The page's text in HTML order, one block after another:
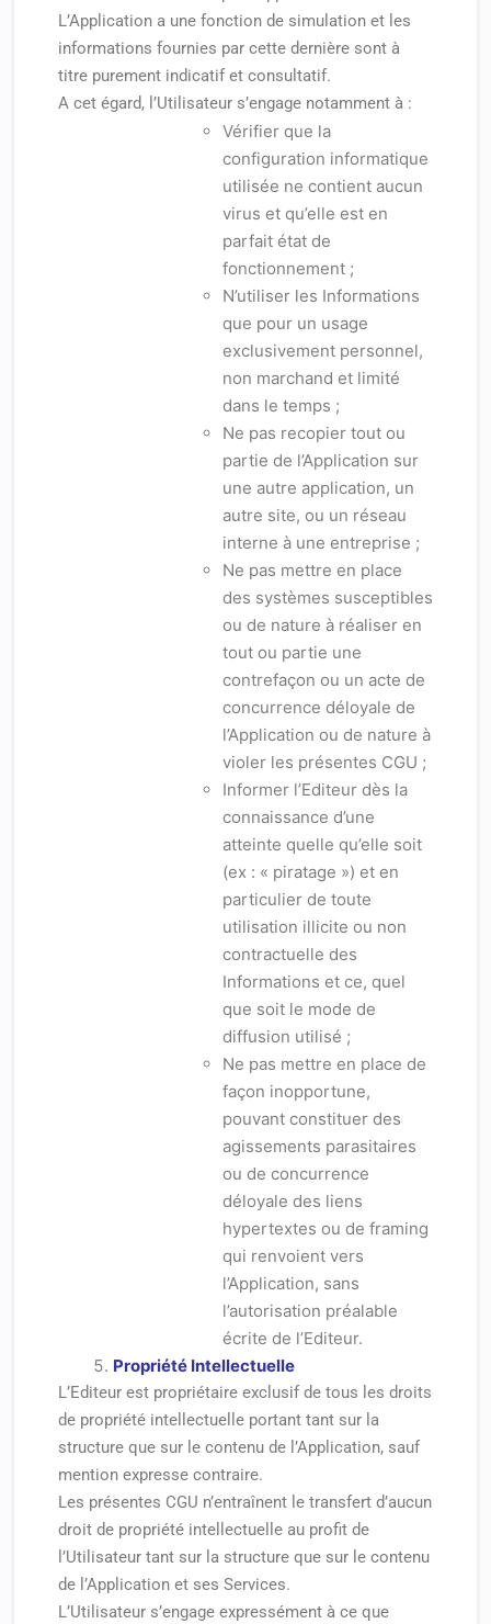
L’Application a une fonction de simulation et les
informations fournies par cette dernière sont à
titre purement indicatif et consultatif.
A cet égard, l’Utilisateur s’engage notamment à :
Vérifier que la
configuration informatique
utilisée ne contient aucun
virus et qu’elle est en
parfait état de
fonctionnement ;
N’utiliser les Informations
que pour un usage
exclusivement personnel,
non marchand et limité
dans le temps ;
Ne pas recopier tout ou
partie de l’Application sur
une autre application, un
autre site, ou un réseau
interne à une entreprise ;
Ne pas mettre en place
des systèmes susceptibles
ou de nature à réaliser en
tout ou partie une
contrefaçon ou un acte de
concurrence déloyale de
l’Application ou de nature à
violer les présentes CGU ;
Informer l’Editeur dès la
connaissance d’une
atteinte quelle qu’elle soit
(ex : « piratage ») et en
particulier de toute
utilisation illicite ou non
contractuelle des
Informations et ce, quel
que soit le mode de
diffusion utilisé ;
Ne pas mettre en place de
façon inopportune,
pouvant constituer des
agissements parasitaires
ou de concurrence
déloyale des liens
hypertextes ou de framing
qui renvoient vers
l’Application, sans
l’autorisation préalable
écrite de l’Editeur.
Propriété Intellectuelle
L’Editeur est propriétaire exclusif de tous les droits
de propriété intellectuelle portant tant sur la
structure que sur le contenu de l’Application, sauf
mention expresse contraire.
Les présentes CGU n’entraînent le transfert d’aucun
droit de propriété intellectuelle au profit de
l’Utilisateur tant sur la structure que sur le contenu
de l’Application et ses Services.
L’Utilisateur s’engage expressément à ce que